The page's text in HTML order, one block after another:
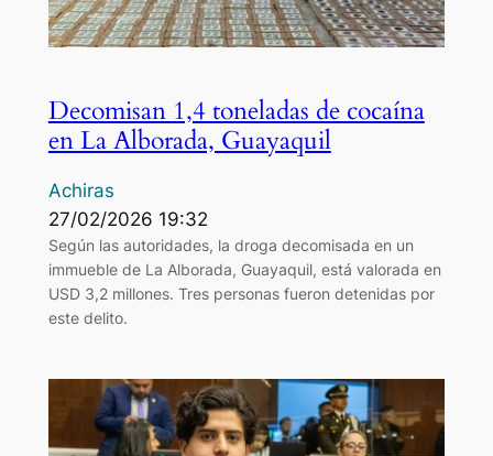
Decomisan 1,4 toneladas de cocaína
en La Alborada, Guayaquil
Achiras
27/02/2026 19:32
Según las autoridades, la droga decomisada en un
immueble de La Alborada, Guayaquil, está valorada en
USD 3,2 millones. Tres personas fueron detenidas por
este delito.